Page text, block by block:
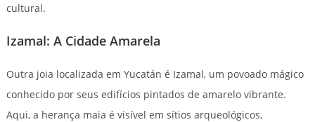
cultural.
Izamal: A Cidade Amarela
Outra joia localizada em Yucatán é Izamal, um povoado mágico
conhecido por seus edifícios pintados de amarelo vibrante.
Aqui, a herança maia é visível em sítios arqueológicos,